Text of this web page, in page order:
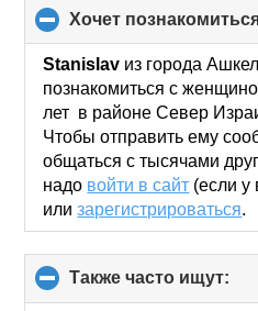
хочет
Stanislav из города
познакомиться с
лет в районе Север
Чтобы отправить ему
общаться с тысячами
надо войти в сайт (если у
илизарегистрироваться.
Также часто ищут:
to